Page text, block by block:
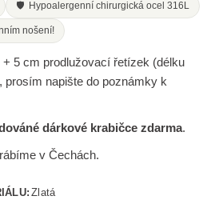
🛡️ Hypoalergenní chirurgická ocel 316L
nošení!
+ 5 cm prodlužovací řetízek (délku
prosím napište do poznámky k
dárkové krabičce zdarma.
v Čechách.
Zlatá